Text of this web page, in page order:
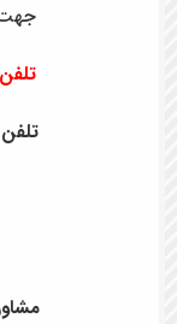
جهت
تلفن